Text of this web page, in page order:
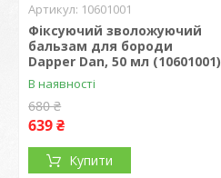
10601001
Фіксуючий зволожуючий
бальзам для бороди
Dapper Dan, 50 мл (10601001)
В наявності
680 ₴
639 ₴
Купити